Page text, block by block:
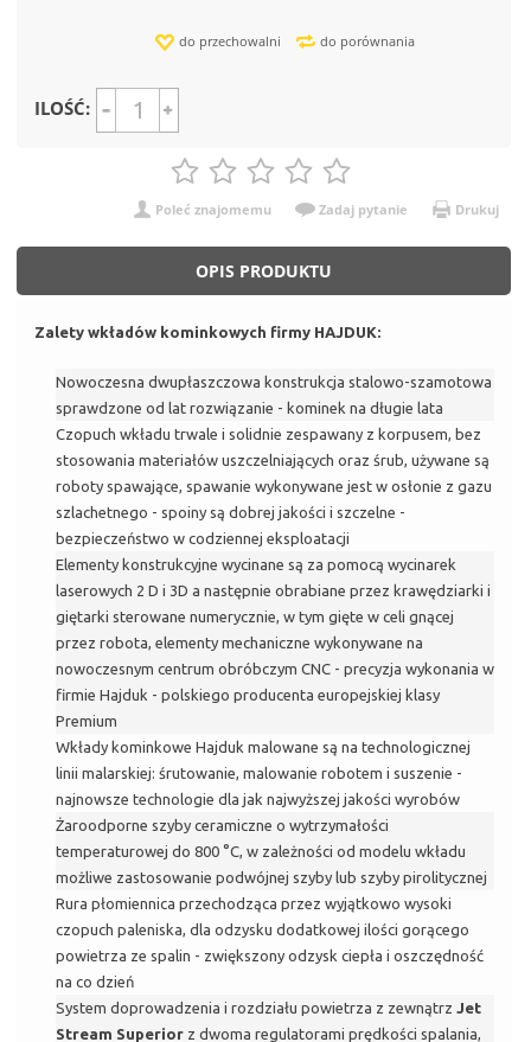
do przechowalni do porównania
ILOŚĆ:
Poleć znajomemu Zadaj pytanie Drukuj
OPIS PRODUKTU
Zalety wkładów kominkowych firmy HAJDUK:
Nowoczesna dwupłaszczowa konstrukcja stalowo-szamotowa
sprawdzone od lat rozwiązanie - kominek na długie lata
Czopuch wkładu trwale i solidnie zespawany z korpusem, bez
stosowania materiałów uszczelniających oraz śrub, używane są
roboty spawające, spawanie wykonywane jest w osłonie z gazu
szlachetnego - spoiny są dobrej jakości i szczelne -
bezpieczeństwo w codziennej eksploatacji
Elementy konstrukcyjne wycinane są za pomocą wycinarek
laserowych 2 D i 3D a następnie obrabiane przez krawędziarki i
giętarki sterowane numerycznie, w tym gięte w celi gnącej
przez robota, elementy mechaniczne wykonywane na
nowoczesnym centrum obróbczym CNC - precyzja wykonania w
firmie Hajduk - polskiego producenta europejskiej klasy
Premium
Wkłady kominkowe Hajduk malowane są na technologicznej
linii malarskiej: śrutowanie, malowanie robotem i suszenie -
najnowsze technologie dla jak najwyższej jakości wyrobów
Żaroodporne szyby ceramiczne o wytrzymałości
temperaturowej do 800 °C, w zależności od modelu wkładu
możliwe zastosowanie podwójnej szyby lub szyby pirolitycznej
Rura płomiennica przechodząca przez wyjątkowo wysoki
czopuch paleniska, dla odzysku dodatkowej ilości gorącego
powietrza ze spalin - zwiększony odzysk ciepła i oszczędność
na co dzień
System doprowadzenia i rozdziału powietrza z zewnątrz Jet
Stream Superior z dwoma regulatorami prędkości spalania,